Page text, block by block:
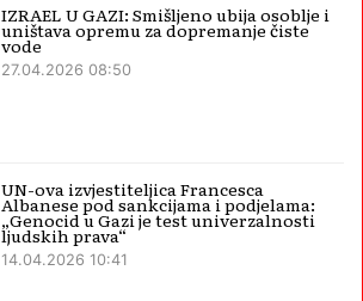
IZRAEL U GAZI: Smišljeno ubija osoblje i
uništava opremu za dopremanje čiste
vode
27.04.2026 08:50
UN-ova izvjestiteljica Francesca
Albanese pod sankcijama i podjelama:
„Genocid u Gazi je test univerzalnosti
ljudskih prava“
14.04.2026 10:41